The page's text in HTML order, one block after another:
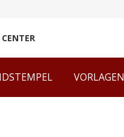
CENTER
VORLAGEN